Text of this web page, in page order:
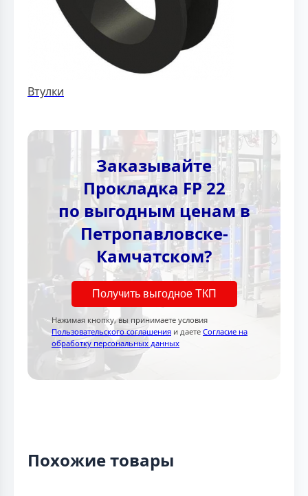
Втулки
Заказывайте
Прокладка FP 22
по выгодным ценам в
Петропавловске-
Камчатском?
Получить выгодное ТКП
Нажимая кнопку, вы принимаете условия
Пользовательского соглашения и даете Согласие на
обработку персональных данных
Похожие товары